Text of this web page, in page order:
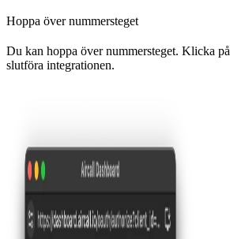
Hoppa över nummersteget
Du kan hoppa över nummersteget. Klicka på
slutföra integrationen.